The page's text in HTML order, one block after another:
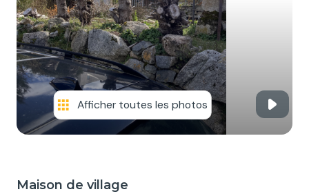
Afficher toutes les photos
Maison de village